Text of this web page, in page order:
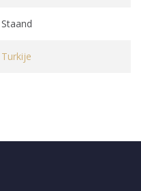
Staand
Turkije